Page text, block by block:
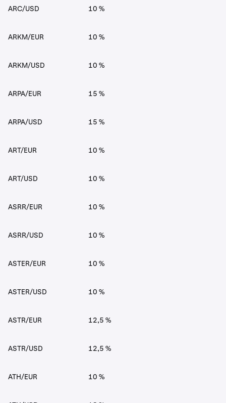
ARC/USD 10 %
ARKM/EUR 10 %
ARKM/USD 10 %
ARPA/EUR 15 %
ARPA/USD 15 %
ART/EUR 10 %
ART/USD 10 %
ASRR/EUR 10 %
ASRR/USD 10 %
ASTER/EUR 10 %
ASTER/USD 10 %
ASTR/EUR 12,5 %
ASTR/USD 12,5 %
ATH/EUR 10 %